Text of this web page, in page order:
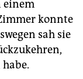
einem
konnte
sah sie